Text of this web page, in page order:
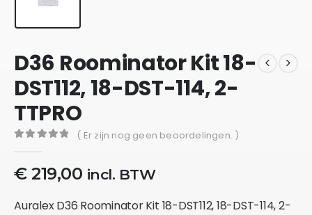
D36 Roominator Kit 18-
DST112, 18-DST-114, 2-
TTPRO
( Er zijn nog geen beoordelingen. )
€219,00 incl. BTW
Auralex D36 Roominator Kit 18-DST112, 18-DST-114, 2-